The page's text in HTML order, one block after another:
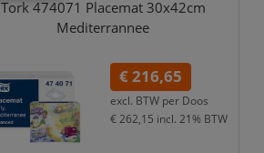
Tork 474071 Placemat 30x42cm
Mediterrannee
€ 216,65
excl. BTW per Doos
€ 262,15 incl. 21% BTW